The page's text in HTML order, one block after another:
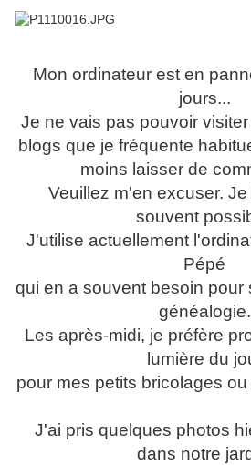
Mon ordinateur est en
jours...
Je ne vais pas pouvoir
blogs que je fréquente
moins laisser de
Veuillez m'en excuser.
souvent
J'utilise actuellement
Pépé
qui en a souvent besoin pour
généalogie.
Les après-midi, je préfère
lumière du
pour mes petits bricolages
J'ai pris quelques photos
dans notre